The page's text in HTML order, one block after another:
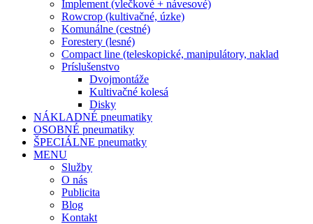
Implement (vlečkové + návesové)
Rowcrop (kultivačné, úzke)
Komunálne (cestné)
Forestery (lesné)
Compact line (teleskopické, manipulátory, naklad
Príslušenstvo
Dvojmontáže
Kultivačné kolesá
Disky
NÁKLADNÉ pneumatiky
OSOBNÉ pneumatiky
ŠPECIÁLNE pneumatky
MENU
Služby
O nás
Publicita
Blog
Kontakt